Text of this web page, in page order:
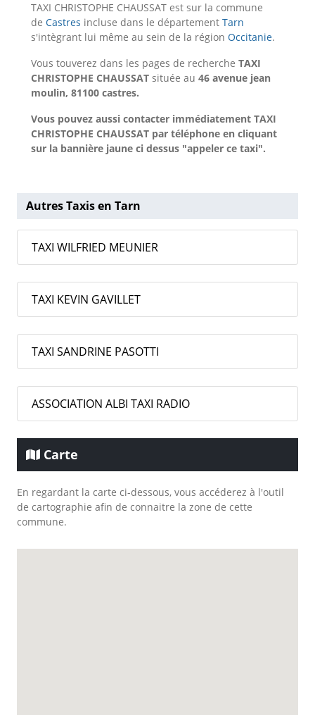
TAXI CHRISTOPHE CHAUSSAT est sur la commune
de Castres incluse dans le département Tarn
s'intègrant lui même au sein de la région Occitanie.
Vous touverez dans les pages de recherche TAXI
CHRISTOPHE CHAUSSAT située au 46 avenue jean
moulin, 81100 castres.
Vous pouvez aussi contacter immédiatement TAXI
CHRISTOPHE CHAUSSAT par téléphone en cliquant
sur la bannière jaune ci dessus "appeler ce taxi".
Autres Taxis en Tarn
TAXI WILFRIED MEUNIER
TAXI KEVIN GAVILLET
TAXI SANDRINE PASOTTI
ASSOCIATION ALBI TAXI RADIO
Carte
En regardant la carte ci-dessous, vous accéderez à l'outil
de cartographie afin de connaitre la zone de cette
commune.